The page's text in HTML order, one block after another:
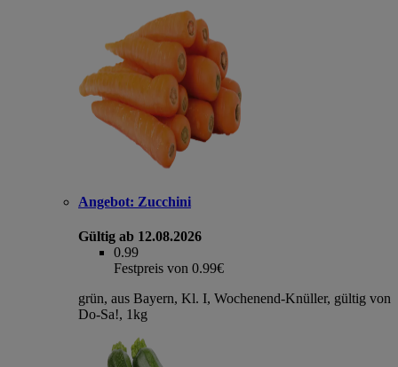
Angebot: Zucchini
Gültig ab 12.08.2026
0.99
Festpreis von 0.99€
grün, aus Bayern, Kl. I, Wochenend-Knüller, gültig von
Do-Sa!, 1kg